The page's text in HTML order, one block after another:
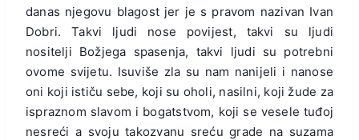
danas njegovu blagost jer je s pravom nazivan Ivan
Dobri. Takvi ljudi nose povijest, takvi su ljudi
nositelji Božjega spasenja, takvi ljudi su potrebni
ovome svijetu. Isuviše zla su nam nanijeli i nanose
oni koji ističu sebe, koji su oholi, nasilni, koji žude za
ispraznom slavom i bogatstvom, koji se vesele tuđoj
nesreći a svoju takozvanu sreću grade na suzama